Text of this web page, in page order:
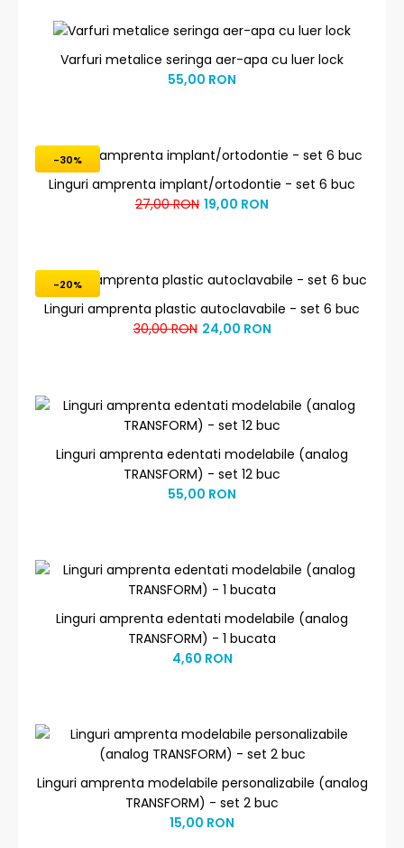
Varfuri metalice seringa aer-apa cu luer lock
55,00 RON
-30%
Linguri amprenta implant/ortodontie - set 6 buc
27,00 RON 19,00 RON
-20%
Linguri amprenta plastic autoclavabile - set 6 buc
30,00 RON 24,00 RON
Linguri amprenta edentati modelabile (analog
TRANSFORM) - set 12 buc
55,00 RON
Linguri amprenta edentati modelabile (analog
TRANSFORM) - 1 bucata
4,60 RON
Linguri amprenta modelabile personalizabile (analog
TRANSFORM) - set 2 buc
15,00 RON